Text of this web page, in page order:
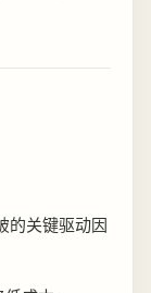
的关键驱动因